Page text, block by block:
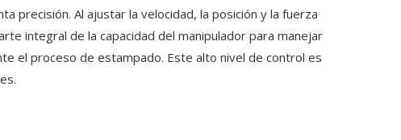
precisión. Al ajustar la velocidad, la posición y la fuerza
integral de la capacidad del manipulador para manejar
el proceso de estampado. Este alto nivel de control es